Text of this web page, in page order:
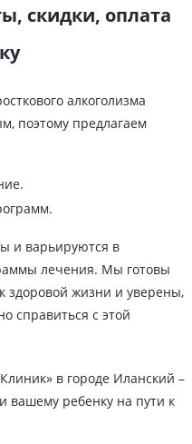
скидки, оплата
алкоголизма
поэтому предлагаем
и варьируются в
лечения. Мы готовы
здоровой жизни и уверены,
справиться с этой
в городе Иланский –
вашему ребенку на пути к